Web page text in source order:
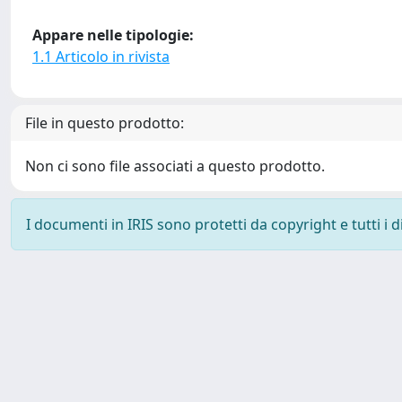
Appare nelle tipologie:
1.1 Articolo in rivista
File in questo prodotto:
Non ci sono file associati a questo prodotto.
I documenti in IRIS sono protetti da copyright e tutti i